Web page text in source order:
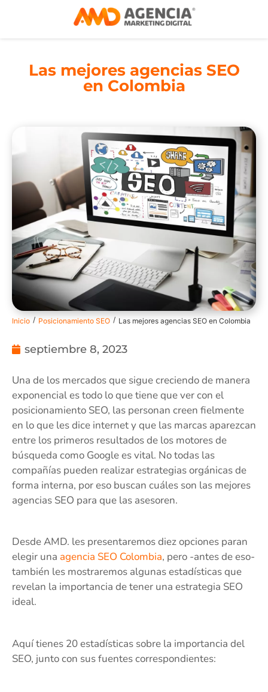
Las mejores agencias SEO
en Colombia
Inicio / Posicionamiento SEO / Las mejores agencias SEO en Colombia
septiembre 8, 2023
Una de los mercados que sigue creciendo de manera
exponencial es todo lo que tiene que ver con el
posicionamiento SEO, las personan creen fielmente
en lo que les dice internet y que las marcas aparezcan
entre los primeros resultados de los motores de
búsqueda como Google es vital. No todas las
compañías pueden realizar estrategias orgánicas de
forma interna, por eso buscan cuáles son las mejores
agencias SEO para que las asesoren.
Desde AMD. les presentaremos diez opciones paran
elegir una agencia SEO Colombia, pero -antes de eso-
también les mostraremos algunas estadísticas que
revelan la importancia de tener una estrategia SEO
ideal.
Aquí tienes 20 estadísticas sobre la importancia del
SEO, junto con sus fuentes correspondientes: